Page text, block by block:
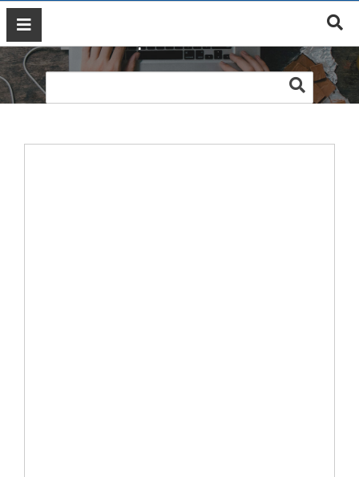
GIỚI
THIỆU
DỊCH
VỤ